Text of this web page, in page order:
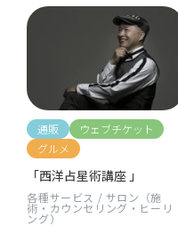
通販
ウェブチケット
グルメ
「西洋占星術講座 」
各種サービス / サロン（施
術・カウンセリング・ヒーリ
ング）